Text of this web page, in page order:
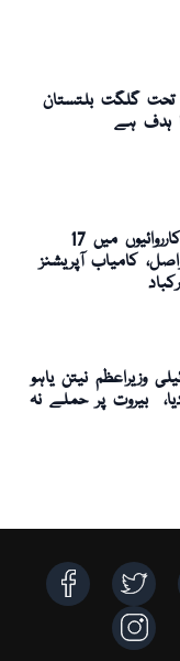
تحت گلگت بلتستان
ہدف ہے
سکیورٹی فورسز کی کارروائیوں میں 17
کامیاب آپریشنز
وزیراعظم نیتن یاہو
بیروت پر حملے نہ